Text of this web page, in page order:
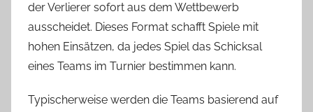
der Verlierer sofort aus dem Wettbewerb
ausscheidet. Dieses Format schafft Spiele mit
hohen Einsätzen, da jedes Spiel das Schicksal
eines Teams im Turnier bestimmen kann.
Typischerweise werden die Teams basierend auf